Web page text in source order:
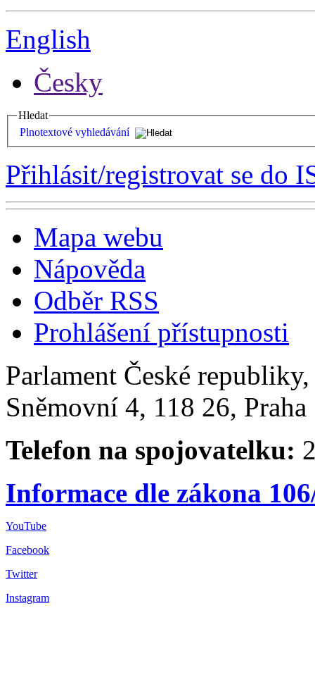
English
Česky
Hledat
Plnotextové vyhledávání
Přihlásit/registrovat se do
Mapa webu
Nápověda
Odběr RSS
Prohlášení přístupnosti
Parlament České
Sněmovní 4, 118 26,
Telefon na spojovatelku:
Informace dle zákona
YouTube
Facebook
Twitter
Instagram